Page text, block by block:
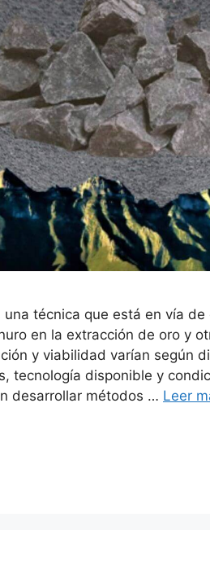
técnica que está en vía
en la extracción de oro y
y viabilidad varían según
tecnología disponible y
desarrollar métodos … Leer